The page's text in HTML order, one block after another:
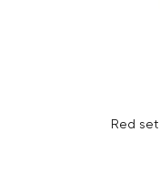
Red